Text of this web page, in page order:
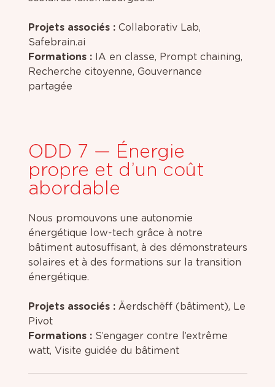
Projets associés :Collaborativ Lab,
Safebrain.ai
Formations :IA en classe, Prompt chaining,
Recherche citoyenne, Gouvernance
partagée
ODD 7 — Énergie
propre et d’un coût
abordable
Nous promouvons une autonomie
énergétique low-tech grâce à notre
bâtiment autosuffisant, à des démonstrateurs
solaires et à des formations sur la transition
énergétique.
Projets associés :Äerdschëff (bâtiment), Le
Pivot
Formations :S’engager contre l’extrême
watt, Visite guidée du bâtiment